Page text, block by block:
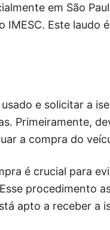
em São
IMESC. Este laudo
e solicitar a
Primeiramente,
a compra do
é crucial para
procedimento
apto a receber a